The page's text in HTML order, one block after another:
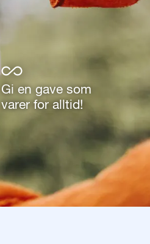
Gi en gave som
varer for alltid!